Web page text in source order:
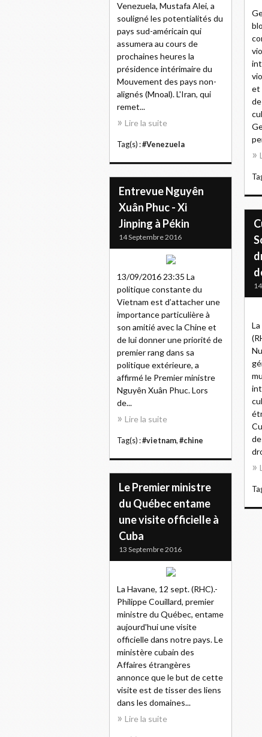
Venezuela, Mustafa Alei, a
souligné les potentialités du
pays sud-américain qui
assumera au cours de
prochaines heures la
présidence intérimaire du
Mouvement des pays non-
alignés (Mnoal). L'Iran, qui
remet...
Lire la suite
Tag(s) :#Venezuela
et
Entrevue Nguyên
Xuân Phuc - Xi
Jinping à Pékin
14 Septembre 2016
13/09/2016 23:35 La
politique constante du
Vietnam est d’attacher une
importance particulière à
son amitié avec la Chine et
de lui donner une priorité de
premier rang dans sa
politique extérieure, a
affirmé le Premier ministre
Nguyên Xuân Phuc. Lors
de...
Lire la suite
Tag(s) :#vietnam, #chine
Le Premier ministre
du Québec entame
une visite officielle à
Cuba
13 Septembre 2016
La Havane, 12 sept. (RHC).-
Philippe Couillard, premier
ministre du Québec, entame
aujourd'hui une visite
officielle dans notre pays. Le
ministère cubain des
Affaires étrangères
annonce que le but de cette
visite est de tisser des liens
dans les domaines...
Lire la suite